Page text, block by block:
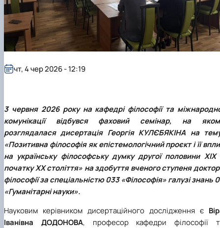
клуб»
Науковий гурток «Філософські проблеми
міжособистісної та міжгрупової комунікаці…
Науковий гурток «Історія держави і права
України»
3 червня 2026 року на кафедрі філософії та
комунікації відбувся фаховий семінар, на
розглядалася дисертація Георгія КУЛЄБЯКІНА на
«Позитивна філософія як епістемологічний проєкт і її
на українську філософську думку другої половини XIX
початку XX століття» на здобуття вченого ступеня
філософії за спеціальністю 033 «Філософія» галузі знань
«Гуманітарні науки».
Науковим керівником дисертаційного дослідження є
Іванівна ДОДОНОВА, професор кафедри філософії
чт, 4 чер 2026 - 12:19